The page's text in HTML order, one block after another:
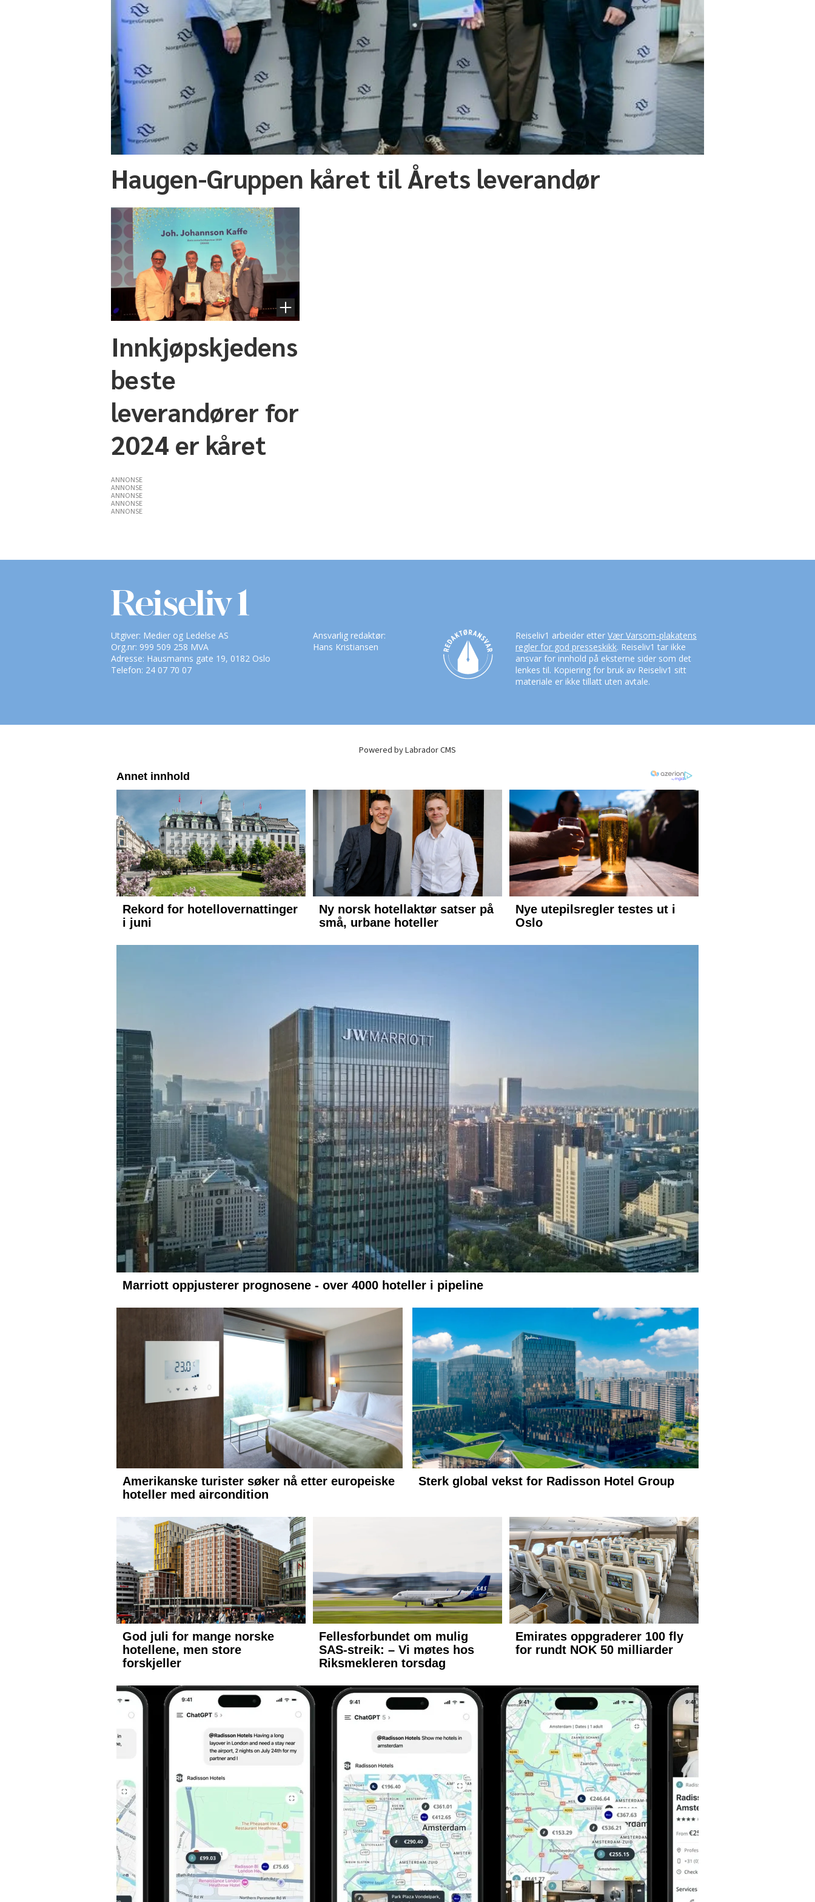
Haugen-Gruppen kåret til Årets leverandør
Innkjøpskjedens
beste
leverandører for
2024 er kåret
ANNONSE
ANNONSE
ANNONSE
ANNONSE
ANNONSE
Utgiver: Medier og Ledelse AS
Org.nr: 999 509 258 MVA
Adresse: Hausmanns gate 19, 0182 Oslo
Telefon: 24 07 70 07
Ansvarlig redaktør:
Hans Kristiansen
Reiseliv1 arbeider etter Vær Varsom-plakatens
regler for god presseskikk. Reiseliv1 tar ikke
ansvar for innhold på eksterne sider som det
lenkes til. Kopiering for bruk av Reiseliv1 sitt
materiale er ikke tillatt uten avtale.
Powered by Labrador CMS